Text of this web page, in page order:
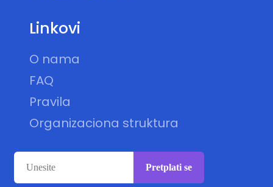
Linkovi
O nama
FAQ
Pravila
Organizaciona struktura
Pretplati se